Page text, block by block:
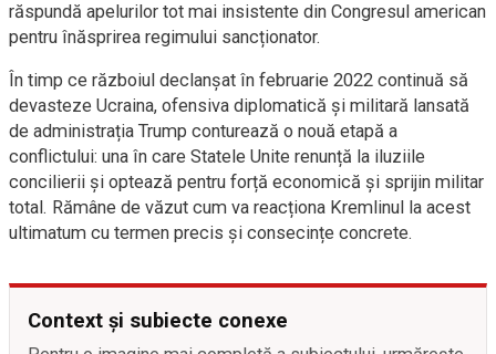
răspundă apelurilor tot mai insistente din Congresul american
pentru înăsprirea regimului sancționator.
În timp ce războiul declanșat în februarie 2022 continuă să
devasteze Ucraina, ofensiva diplomatică și militară lansată
de administrația Trump conturează o nouă etapă a
conflictului: una în care Statele Unite renunță la iluziile
concilierii și optează pentru forță economică și sprijin militar
total. Rămâne de văzut cum va reacționa Kremlinul la acest
ultimatum cu termen precis și consecințe concrete.
Context și subiecte conexe